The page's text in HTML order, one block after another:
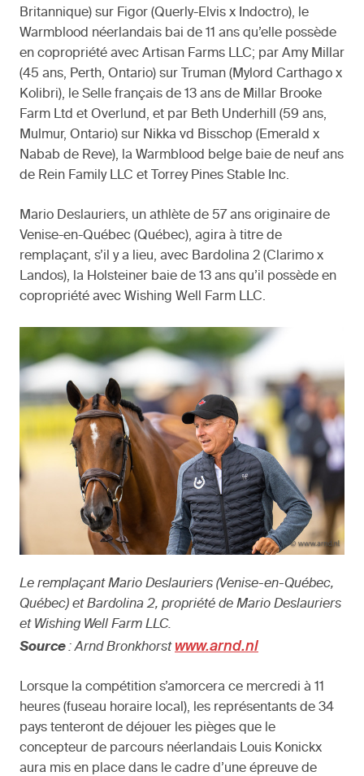
Britannique) sur Figor (Querly-Elvis x Indoctro), le
Warmblood néerlandais bai de 11 ans qu’elle possède
en copropriété avec Artisan Farms LLC; par Amy Millar
(45 ans, Perth, Ontario) sur Truman (Mylord Carthago x
Kolibri), le Selle français de 13 ans de Millar Brooke
Farm Ltd et Overlund, et par Beth Underhill (59 ans,
Mulmur, Ontario) sur Nikka vd Bisschop (Emerald x
Nabab de Reve), la Warmblood belge baie de neuf ans
de Rein Family LLC et Torrey Pines Stable Inc.
Mario Deslauriers, un athlète de 57 ans originaire de
Venise-en-Québec (Québec), agira à titre de
remplaçant, s’il y a lieu, avec Bardolina 2 (Clarimo x
Landos), la Holsteiner baie de 13 ans qu’il possède en
copropriété avec Wishing Well Farm LLC.
Le remplaçant Mario Deslauriers (Venise-en-Québec,
Québec) et Bardolina 2, propriété de Mario Deslauriers
et Wishing Well Farm LLC.
Source: Arnd Bronkhorst www.arnd.nl
Lorsque la compétition s’amorcera ce mercredi à 11
heures (fuseau horaire local), les représentants de 34
pays tenteront de déjouer les pièges que le
concepteur de parcours néerlandais Louis Konickx
aura mis en place dans le cadre d’une épreuve de